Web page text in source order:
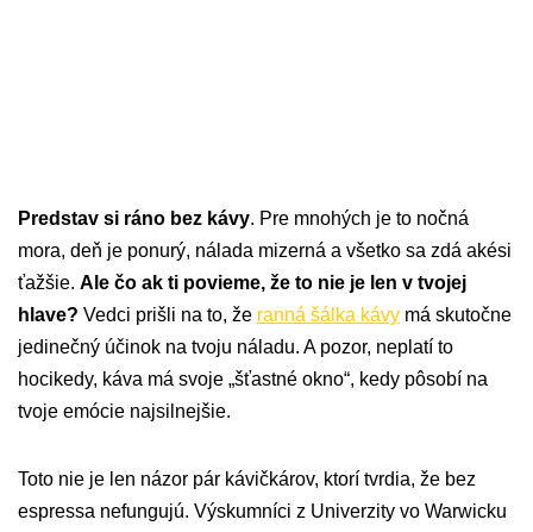
Predstav si ráno bez kávy. Pre mnohých je to nočná
mora, deň je ponurý, nálada mizerná a všetko sa zdá akési
ťažšie. Ale čo ak ti povieme, že to nie je len v tvojej
hlave? Vedci prišli na to, že ranná šálka kávy má skutočne
jedinečný účinok na tvoju náladu. A pozor, neplatí to
hocikedy, káva má svoje „šťastné okno“, kedy pôsobí na
tvoje emócie najsilnejšie.
Toto nie je len názor pár kávičkárov, ktorí tvrdia, že bez
espressa nefungujú. Výskumníci z Univerzity vo Warwicku